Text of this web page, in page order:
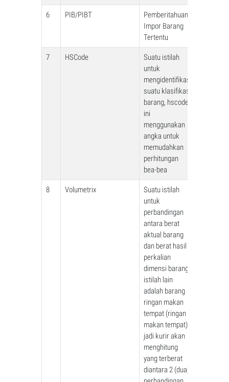
6 PIB/PIBT
Pemberitahuan
Impor Barang
Tertentu
7 HSCode
Suatu istilah
untuk
mengidentifikasi
suatu klasifikasi
barang, hscode
ini
menggunakan
angka untuk
memudahkan
perhitungan
bea-bea
8 Volumetrix
Suatu istilah
untuk
perbandingan
antara berat
aktual barang
dan berat hasil
perkalian
dimensi barang,
istilah lain
adalah barang
ringan makan
tempat (ringan
makan tempat),
jadi kurir akan
menghitung
yang terberat
diantara 2 (dua)